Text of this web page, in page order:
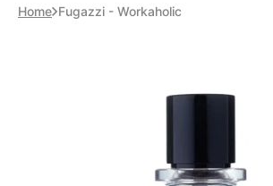
Home Fugazzi - Workaholic